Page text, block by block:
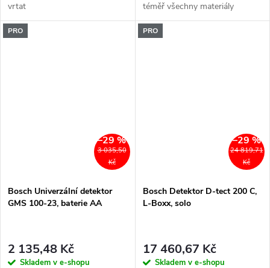
vrtat
téměř všechny materiály
PRO
3 035,50
Kč
–29 %
Bosch Univerzální detektor
GMS 100-23, baterie AA
2 135,48 Kč
Skladem v e-shopu
PRO
24 819,71
Kč
–29 %
Bosch Detektor D-tect 200 C,
L-Boxx, solo
17 460,67 Kč
Skladem v e-shopu